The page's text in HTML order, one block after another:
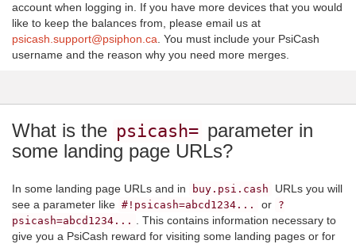
account when logging in. If you have more devices that you would
like to keep the balances from, please email us at
psicash.support@psiphon.ca. You must include your PsiCash
username and the reason why you need more merges.
What is the psicash= parameter in
some landing page URLs?
In some landing page URLs and in buy.psi.cash
URLs you will
see a parameter like #!psicash=abcd1234... or ?
psicash=abcd1234... . This contains information necessary to
give you a PsiCash reward for visiting some landing pages or for